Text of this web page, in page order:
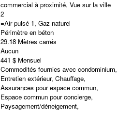
commercial à proximité, Vue sur la ville
2
=Air pulsé-1, Gaz naturel
Périmètre en béton
29.18 Mètres carrés
Aucun
441 $ Mensuel
Commodités fournies avec condominium,
Entretien extérieur, Chauffage,
Assurances pour espace commun,
Espace commun pour concierge,
Paysagement/déneigement,